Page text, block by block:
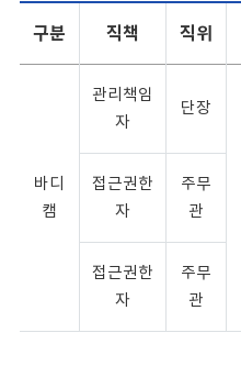
구분 직책 직위
바디
캠
관리책임
자
단장
접근권한
자
주무
관
접근권한
자
주무
관